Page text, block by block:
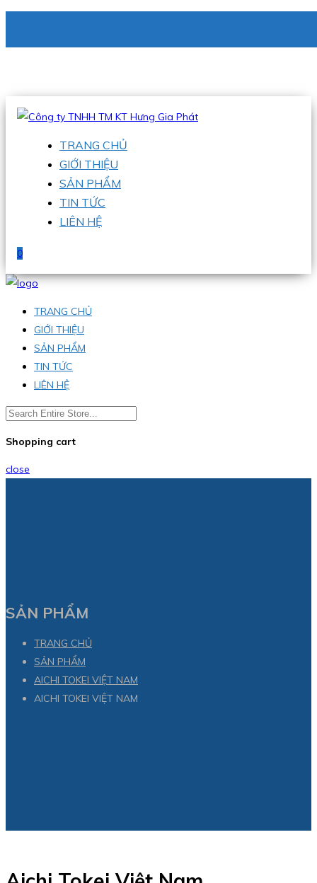
Hotline:0938 336 079
TRANG CHỦ
GIỚI THIỆU
SẢN PHẨM
TIN TỨC
LIÊN HỆ
0
TRANG CHỦ
GIỚI THIỆU
SẢN PHẨM
TIN TỨC
LIÊN HỆ
Shopping cart
close
SẢN PHẨM
TRANG CHỦ
SẢN PHẨM
AICHI TOKEI VIỆT NAM
AICHI TOKEI VIỆT NAM